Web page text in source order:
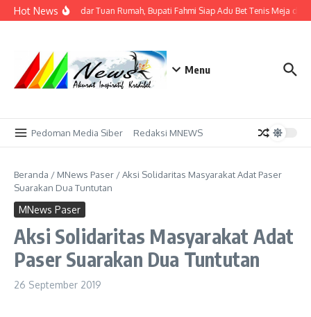
Lewati ke konten
Hot NewsTak Sekadar Tuan Rumah, Bupati Fahmi Siap Adu Bet Tenis Meja
Menu
Pedoman Media Siber Redaksi MNEWS
Beranda / MNews Paser /Aksi Solidaritas Masyarakat Adat Paser
Suarakan Dua Tuntutan
MNews Paser
Aksi Solidaritas Masyarakat Adat
Paser Suarakan Dua Tuntutan
26 September 2019